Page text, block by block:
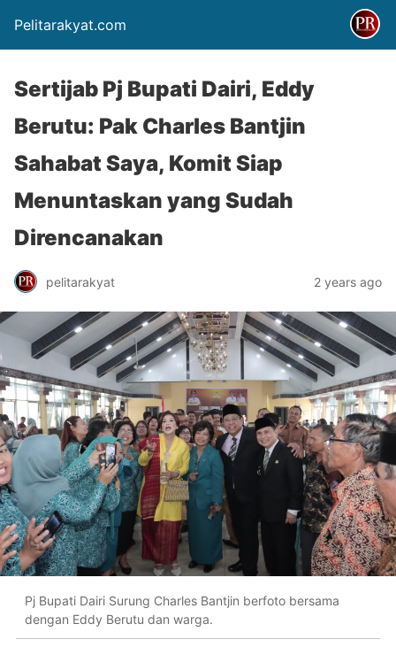
Pelitarakyat.com
Sertijab Pj Bupati Dairi, Eddy
Berutu: Pak Charles Bantjin
Sahabat Saya, Komit Siap
Menuntaskan yang Sudah
Direncanakan
pelitarakyat 2 years ago
Pj Bupati Dairi Surung Charles Bantjin berfoto bersama
dengan Eddy Berutu dan warga.